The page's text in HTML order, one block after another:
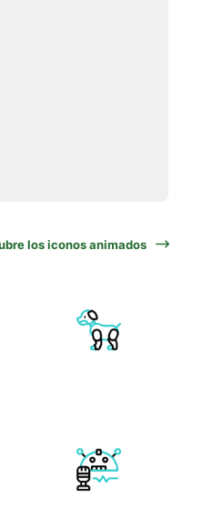
los iconos animados